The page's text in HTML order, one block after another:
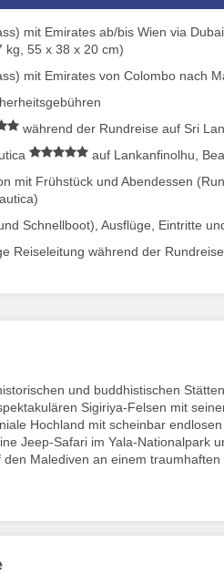
mit Emirates ab/bis Wien via
kg, 55 x 38 x 20 cm)
mit Emirates von Colombo nach
während der Rundreise auf Sri
auf Lankanfinolhu,
mit Frühstück und Abendessen
Schnellboot), Ausflüge, Eintritte
Reiseleitung während der
und buddhistischen
Sigiriya-Felsen mit
Hochland mit scheinbar
Jeep-Safari im Yala-Nationalpark
den Malediven an einem traumhaften